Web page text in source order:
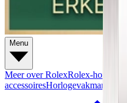
Menu
Meer over RolexRolex-horloges
accessoiresHorlogevakmanschap